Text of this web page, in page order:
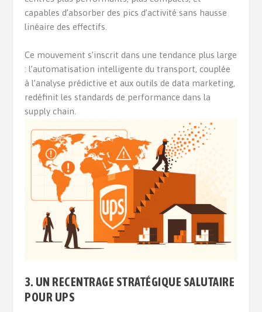
capables d’absorber des pics d’activité sans hausse
linéaire des effectifs.
Ce mouvement s’inscrit dans une tendance plus large
: l’automatisation intelligente du transport, couplée
à l’analyse prédictive et aux outils de data marketing,
redéfinit les standards de performance dans la
supply chain.
3. UN RECENTRAGE STRATÉGIQUE SALUTAIRE
POUR UPS